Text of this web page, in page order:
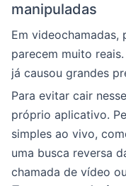
manipuladas
Em videochamadas,
parecem muito
já causou grandes
Para evitar cair
próprio aplicativo.
simples ao vivo,
uma busca reversa
chamada de vídeo